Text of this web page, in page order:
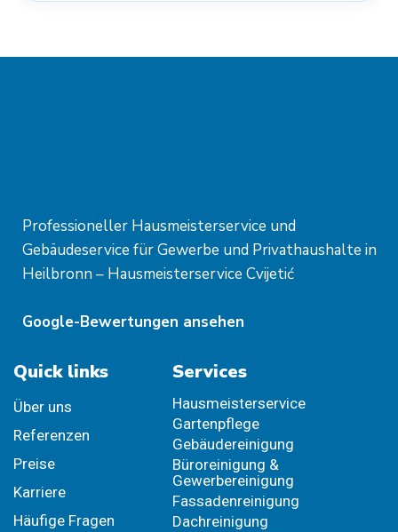
Professioneller Hausmeisterservice und
Gebäudeservice für Gewerbe und Privathaushalte in
Heilbronn – Hausmeisterservice Cvijetić
Google-Bewertungen ansehen
Quick links
Über uns
Referenzen
Preise
Karriere
Häufige Fragen
Services
Hausmeisterservice
Gartenpflege
Gebäudereinigung
Büroreinigung &
Gewerbereinigung
Fassadenreinigung
Dachreinigung